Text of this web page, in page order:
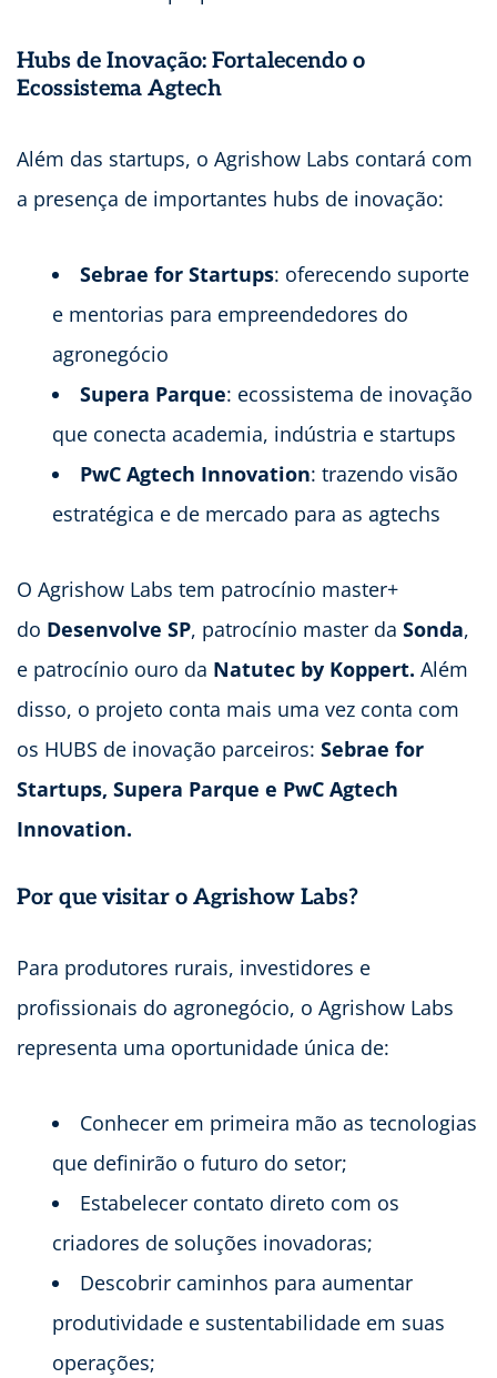
Hubs de Inovação: Fortalecendo o
Ecossistema Agtech
Além das startups, o Agrishow Labs contará com
a presença de importantes hubs de inovação:
Sebrae for Startups: oferecendo suporte
e mentorias para empreendedores do
agronegócio
Supera Parque: ecossistema de inovação
que conecta academia, indústria e startups
PwC Agtech Innovation: trazendo visão
estratégica e de mercado para as agtechs
O Agrishow Labs tem patrocínio master+
do Desenvolve SP, patrocínio master da Sonda,
e patrocínio ouro da Natutec by Koppert. Além
disso, o projeto conta mais uma vez conta com
os HUBS de inovação parceiros: Sebrae for
Startups, Supera Parque e PwC Agtech
Innovation.
Por que visitar o Agrishow Labs?
Para produtores rurais, investidores e
profissionais do agronegócio, o Agrishow Labs
representa uma oportunidade única de:
Conhecer em primeira mão as tecnologias
que definirão o futuro do setor;
Estabelecer contato direto com os
criadores de soluções inovadoras;
Descobrir caminhos para aumentar
produtividade e sustentabilidade em suas
operações;